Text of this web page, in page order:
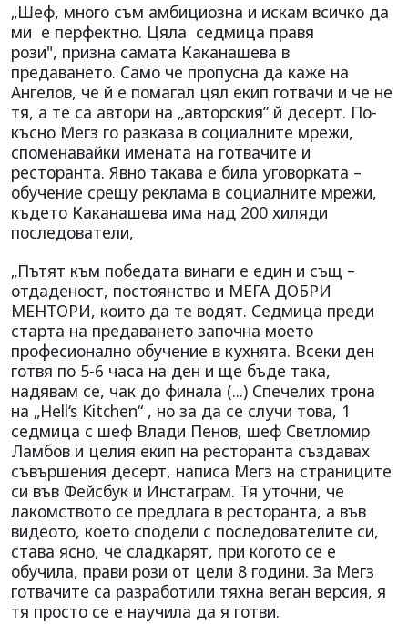
„Шеф, много съм амбициозна и искам всичко да
ми е перфектно. Цяла седмица правя
рози", призна самата Каканашева в
предаването. Само че пропусна да каже на
Ангелов, че й е помагал цял екип готвачи и че не
тя, а те са автори на „авторския” й десерт. По-
късно Мегз го разказа в социалните мрежи,
споменавайки имената на готвачите и
ресторанта. Явно такава е била уговорката –
обучение срещу реклама в социалните мрежи,
където Каканашева има над 200 хиляди
последователи,
„Пътят към победата винаги е един и същ –
отдаденост, постоянство и МЕГА ДОБРИ
МЕНТОРИ, които да те водят. Седмица преди
старта на предаването започна моето
професионално обучение в кухнята. Всеки ден
готвя по 5-6 часа на ден и ще бъде така,
надявам се, чак до финала (...) Спечелих трона
на „Hell‘s Kitchen“ , но за да се случи това, 1
седмица с шеф Влади Пенов, шеф Светломир
Ламбов и целия екип на ресторанта създавах
съвършения десерт, написа Мегз на страниците
си във Фейсбук и Инстаграм. Тя уточни, че
лакомството се предлага в ресторанта, а във
видеото, което сподели с последователите си,
става ясно, че сладкарят, при когото се е
обучила, прави рози от цели 8 години. За Мегз
готвачите са разработили тяхна веган версия, я
тя просто се е научила да я готви.